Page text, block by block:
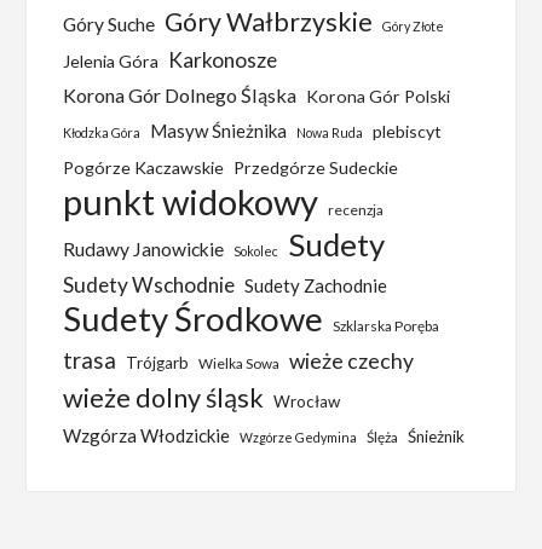
Góry Suche Góry Wałbrzyskie Góry Złote
Jelenia Góra Karkonosze
Korona Gór Dolnego Śląska Korona Gór Polski
Kłodzka Góra Masyw Śnieżnika Nowa Ruda
plebiscyt
Pogórze Kaczawskie Przedgórze Sudeckie
punkt widokowy recenzja
Rudawy Janowickie Sokolec Sudety
Sudety Wschodnie Sudety Zachodnie
Sudety Środkowe Szklarska Poręba
trasa Trójgarb Wielka Sowa wieże czechy
wieże dolny śląsk Wrocław
Wzgórza Włodzickie Wzgórze Gedymina Ślęża Śnieżnik